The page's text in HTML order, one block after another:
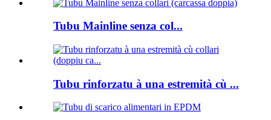
Tubu Mainline senza col...
Tubu rinforzatu à una estremità cù ...